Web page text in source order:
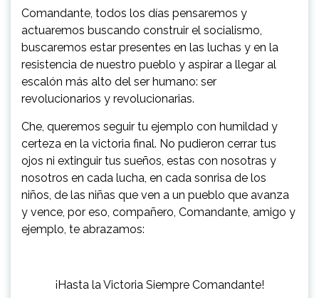
Comandante, todos los días pensaremos y
actuaremos buscando construir el socialismo,
buscaremos estar presentes en las luchas y en la
resistencia de nuestro pueblo y aspirar a llegar al
escalón más alto del ser humano: ser
revolucionarios y revolucionarias.
Che, queremos seguir tu ejemplo con humildad y
certeza en la victoria final. No pudieron cerrar tus
ojos ni extinguir tus sueños, estas con nosotras y
nosotros en cada lucha, en cada sonrisa de los
niños, de las niñas que ven a un pueblo que avanza
y vence, por eso, compañero, Comandante, amigo y
ejemplo, te abrazamos:
¡Hasta la Victoria Siempre Comandante!